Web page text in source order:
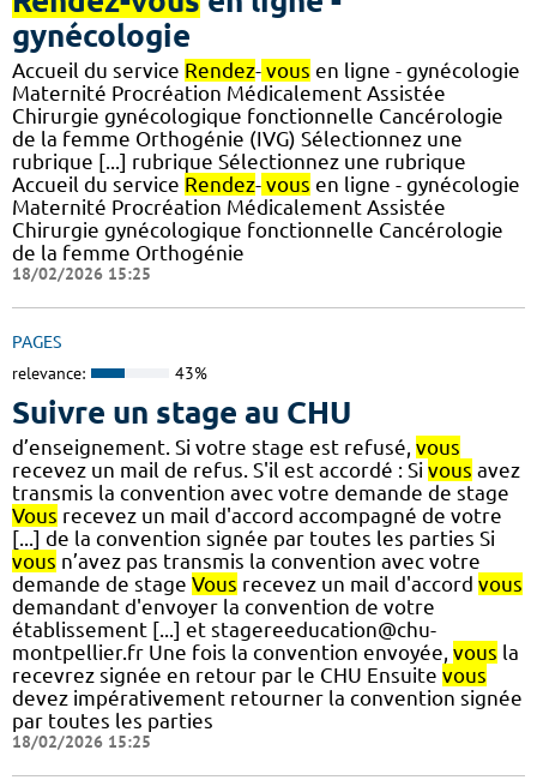
gynécologie
Accueil du service Rendez- vous en ligne - gynécologie
Maternité Procréation Médicalement Assistée
Chirurgie gynécologique fonctionnelle Cancérologie
de la femme Orthogénie (IVG) Sélectionnez une
rubrique [...] rubrique Sélectionnez une rubrique
Accueil du service Rendez- vous en ligne - gynécologie
Maternité Procréation Médicalement Assistée
Chirurgie gynécologique fonctionnelle Cancérologie
de la femme Orthogénie
18/02/2026 15:25
PAGES
relevance: 43%
Suivre un stage au CHU
d’enseignement. Si votre stage est refusé, vous
recevez un mail de refus. S'il est accordé : Si vous avez
transmis la convention avec votre demande de stage
Vous recevez un mail d'accord accompagné de votre
[...] de la convention signée par toutes les parties Si
vous n’avez pas transmis la convention avec votre
demande de stage Vous recevez un mail d'accord vous
demandant d'envoyer la convention de votre
établissement [...] et stagereeducation@chu-
montpellier.fr Une fois la convention envoyée, vous la
recevrez signée en retour par le CHU Ensuite vous
devez impérativement retourner la convention signée
par toutes les parties
18/02/2026 15:25